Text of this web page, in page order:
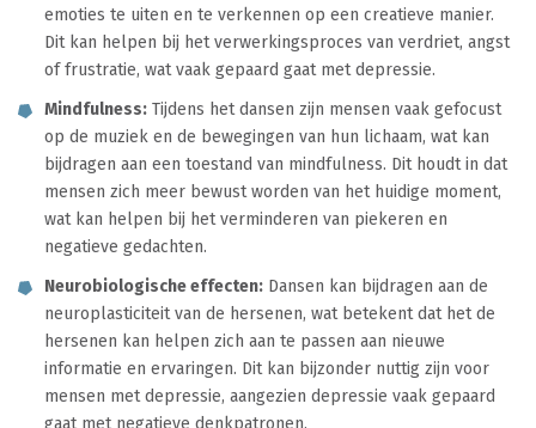
emoties te uiten en te verkennen op een creatieve manier.
Dit kan helpen bij het verwerkingsproces van verdriet, angst
of frustratie, wat vaak gepaard gaat met depressie.
Mindfulness: Tijdens het dansen zijn mensen vaak gefocust
op de muziek en de bewegingen van hun lichaam, wat kan
bijdragen aan een toestand van mindfulness. Dit houdt in dat
mensen zich meer bewust worden van het huidige moment,
wat kan helpen bij het verminderen van piekeren en
negatieve gedachten.
Neurobiologische effecten: Dansen kan bijdragen aan de
neuroplasticiteit van de hersenen, wat betekent dat het de
hersenen kan helpen zich aan te passen aan nieuwe
informatie en ervaringen. Dit kan bijzonder nuttig zijn voor
mensen met depressie, aangezien depressie vaak gepaard